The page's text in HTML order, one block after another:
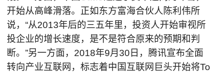
开始从高峰滑落。正如东方富海合伙人陈利伟所
说，“从2013年后的三五年里，投资人开始审视所
投企业的增长速度，是不是符合原来的预期和判
断。”另一方面，2018年9月30日，腾讯宣布全面
转向产业互联网，标志着中国互联网巨头开始将To